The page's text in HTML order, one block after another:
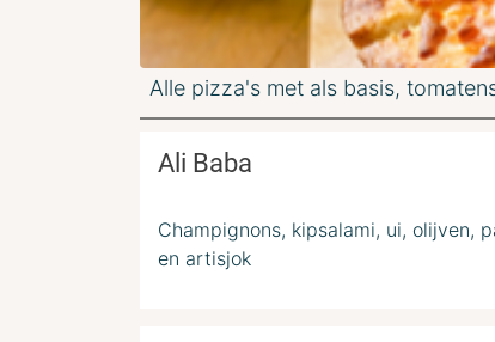
Alle pizza's met als basis,
Ali Baba
Champignons, kipsalami, ui, olijven,
en artisjok